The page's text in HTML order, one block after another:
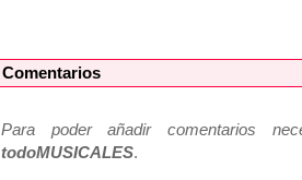
Comentarios
Para poder añadir comentarios
todoMUSICALES.